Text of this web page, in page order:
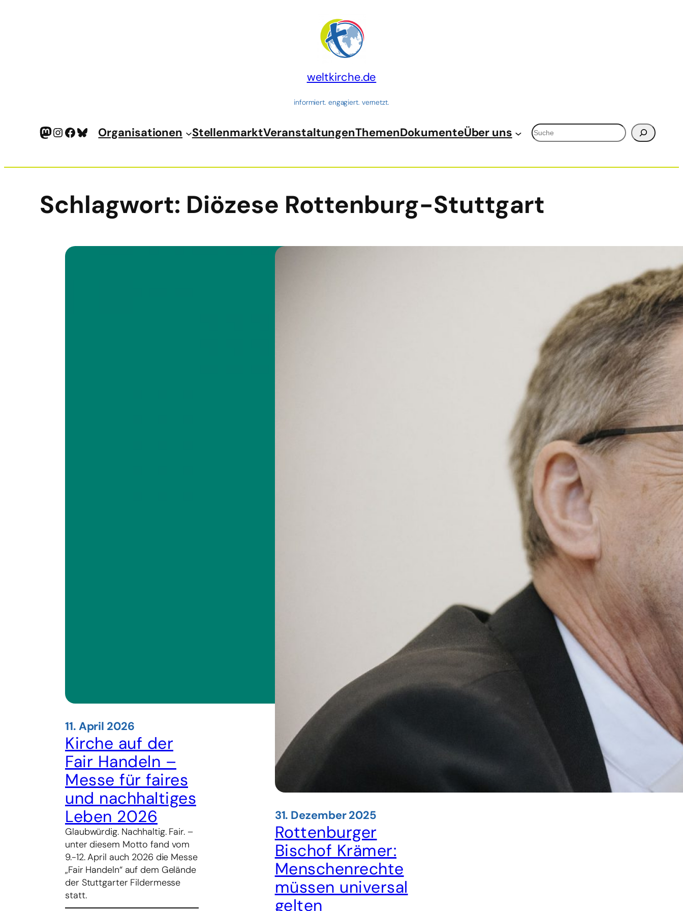
weltkirche.de
informiert. engagiert. vernetzt.
Mastodon
Instagram
Facebook
BlueskyOrganisationen StellenmarktVeranstaltungenThemenDokumenteÜber uns Suchen
Schlagwort: Diözese Rottenburg-Stuttgart
11. April 2026
Kirche auf der
Fair Handeln –
Messe für faires
und nachhaltiges
Leben 2026
Glaubwürdig. Nachhaltig. Fair. –
unter diesem Motto fand vom
9.-12. April auch 2026 die Messe
„Fair Handeln“ auf dem Gelände
der Stuttgarter Fildermesse
statt.
31. Dezember 2025
Rottenburger
Bischof Krämer:
Menschenrechte
müssen universal
gelten